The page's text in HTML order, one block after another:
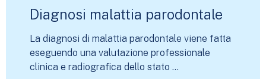
Diagnosi malattia parodontale
La diagnosi di malattia parodontale viene fatta
eseguendo una valutazione professionale
clinica e radiografica dello stato ...